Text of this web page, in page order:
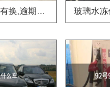
驾驶证到期没有换,逾期怎么办?? 玻璃水冻